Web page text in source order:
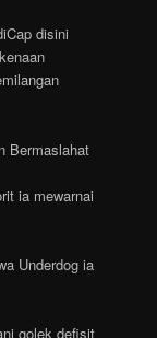
disini
Bermaslahat
ia mewarnai
Underdog ia
golek defisit